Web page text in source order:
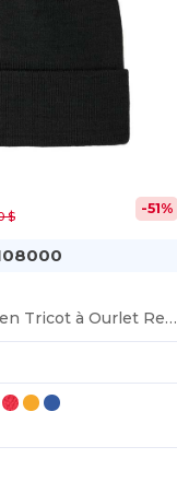
$ -51%
Polar Tuque en Tricot à Ourlet Replié